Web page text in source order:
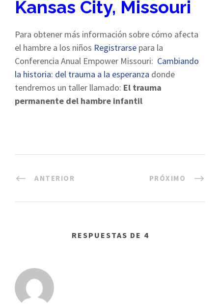
Kansas City, Missouri
Para obtener más información sobre cómo afecta
el hambre a los niños Registrarse para la
Conferencia Anual Empower Missouri: Cambiando
la historia: del trauma a la esperanza donde
tendremos un taller llamado: El trauma
permanente del hambre infantil
ANTERIOR PRÓXIMO
RESPUESTAS DE 4